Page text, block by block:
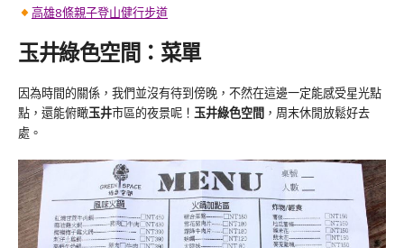
高雄8條親子登山健行步道
玉井綠色空間：菜單
因為時間的關係，我們並沒有待到傍晚，不然在這邊一定能感受星光點
點，還能俯瞰玉井市區的夜景呢！ 玉井綠色空間 ，周末休閒放鬆好去
處。